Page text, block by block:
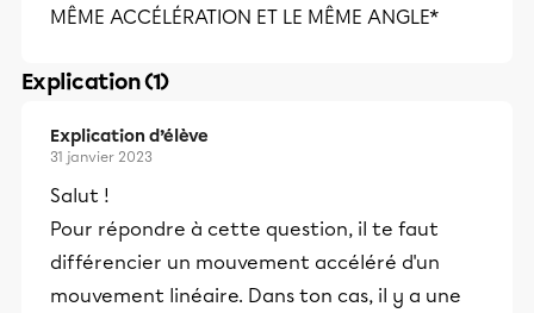
MÊME ACCÉLÉRATION ET LE MÊME ANGLE*
Explication (1)
Explication d’élève
31 janvier 2023
Salut !
Pour répondre à cette question, il te faut
différencier un mouvement accéléré d'un
mouvement linéaire. Dans ton cas, il y a une